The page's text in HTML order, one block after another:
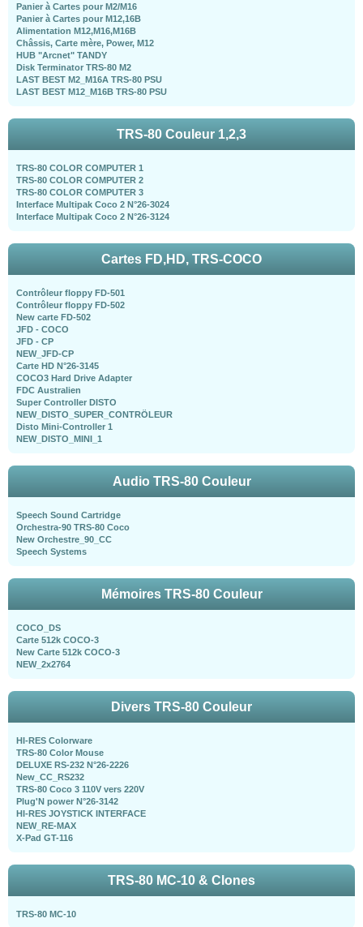
Panier à Cartes pour M2/M16
Panier à Cartes pour M12,16B
Alimentation M12,M16,M16B
Châssis, Carte mère, Power, M12
HUB "Arcnet" TANDY
Disk Terminator TRS-80 M2
LAST BEST M2_M16A TRS-80 PSU
LAST BEST M12_M16B TRS-80 PSU
TRS-80 Couleur 1,2,3
TRS-80 COLOR COMPUTER 1
TRS-80 COLOR COMPUTER 2
TRS-80 COLOR COMPUTER 3
Interface Multipak Coco 2 N°26-3024
Interface Multipak Coco 2 N°26-3124
Cartes FD,HD, TRS-COCO
Contrôleur floppy FD-501
Contrôleur floppy FD-502
New carte FD-502
JFD - COCO
JFD - CP
NEW_JFD-CP
Carte HD N°26-3145
COCO3 Hard Drive Adapter
FDC Australien
Super Controller DISTO
NEW_DISTO_SUPER_CONTRÖLEUR
Disto Mini-Controller 1
NEW_DISTO_MINI_1
Audio TRS-80 Couleur
Speech Sound Cartridge
Orchestra-90 TRS-80 Coco
New Orchestre_90_CC
Speech Systems
Mémoires TRS-80 Couleur
COCO_DS
Carte 512k COCO-3
New Carte 512k COCO-3
NEW_2x2764
Divers TRS-80 Couleur
HI-RES Colorware
TRS-80 Color Mouse
DELUXE RS-232 N°26-2226
New_CC_RS232
TRS-80 Coco 3 110V vers 220V
Plug'N power N°26-3142
HI-RES JOYSTICK INTERFACE
NEW_RE-MAX
X-Pad GT-116
TRS-80 MC-10 & Clones
TRS-80 MC-10